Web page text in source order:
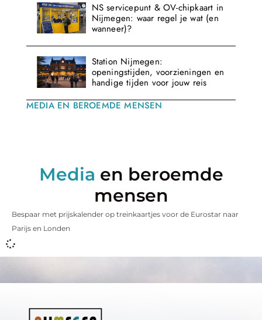
NS servicepunt & OV-chipkaart in
Nijmegen: waar regel je wat (en
wanneer)?
Station Nijmegen:
openingstijden, voorzieningen en
handige tijden voor jouw reis
MEDIA EN BEROEMDE MENSEN
Media en beroemde
mensen
Bespaar met prijskalender op treinkaartjes voor de Eurostar naar
Parijs en Londen